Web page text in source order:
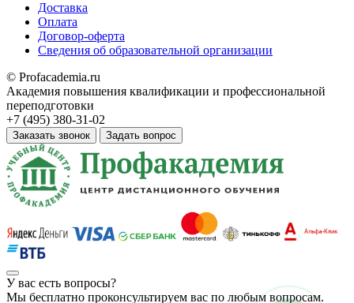
Доставка
Оплата
Договор-оферта
Сведения об образовательной организации
© Profacademia.ru
Академия повышения квалификации и профессиональной
переподготовки
+7 (495) 380-31-02
Заказать звонок Задать вопрос
У вас есть вопросы?
Мы бесплатно проконсультируем вас по любым вопросам.